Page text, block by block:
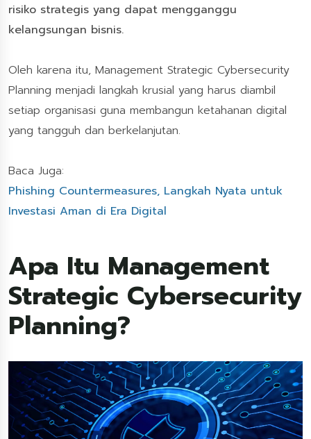
risiko strategis yang dapat mengganggu
kelangsungan bisnis.
Oleh karena itu, Management Strategic Cybersecurity
Planning menjadi langkah krusial yang harus diambil
setiap organisasi guna membangun ketahanan digital
yang tangguh dan berkelanjutan.
Baca Juga:
Phishing Countermeasures, Langkah Nyata untuk
Investasi Aman di Era Digital
Apa Itu Management
Strategic Cybersecurity
Planning?